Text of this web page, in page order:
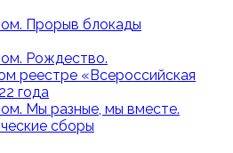
Прорыв блокады
Рождество.
реестре «Всероссийская
года
Мы разные, мы вместе.
сборы